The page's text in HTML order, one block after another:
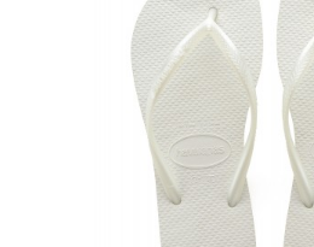
PROMOÇÕES
Futebol